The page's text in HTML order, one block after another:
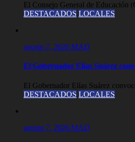
El Consejo General de Educación
DESTACADOS LOCALES
agosto 7, 2026 MAD
El Gobernador Elias Suárez
El Gobernador Elías Suárez
DESTACADOS LOCALES
agosto 7, 2026 MAD